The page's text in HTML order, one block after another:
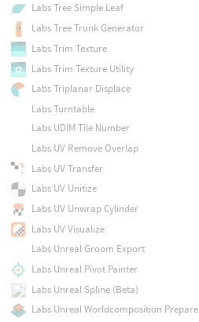
Labs Tree Simple Leaf
Labs Tree Trunk Generator
Labs Trim Texture
Labs Trim Texture Utility
Labs Triplanar Displace
Labs Turntable
Labs UDIM Tile Number
Labs UV Remove Overlap
Labs UV Transfer
Labs UV Unitize
Labs UV Unwrap Cylinder
Labs UV Visualize
Labs Unreal Groom Export
Labs Unreal Pivot Painter
Labs Unreal Spline (Beta)
Labs Unreal Worldcomposition Prepare